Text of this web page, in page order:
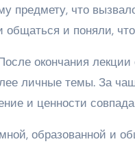
предмету, что
и поняли,
окончания
личные темы. За
и ценности
образованной и